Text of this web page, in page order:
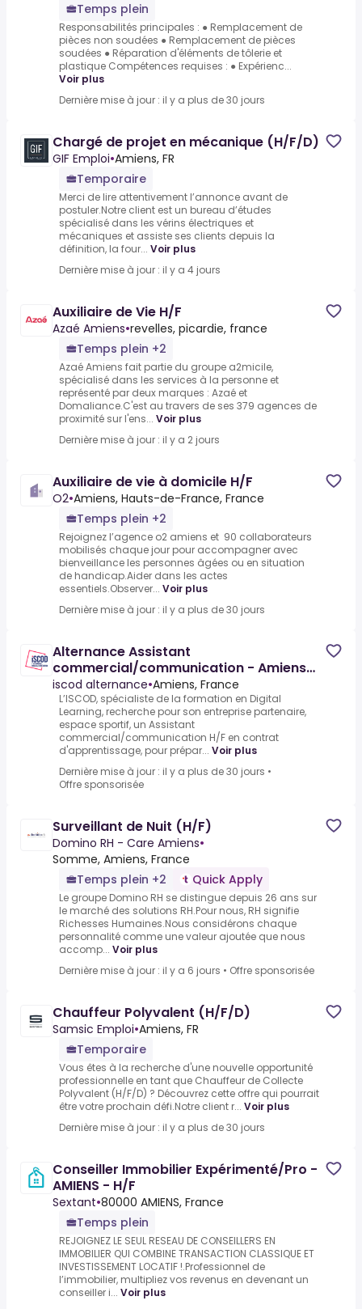
Temps plein
Responsabilités principales : ● Remplacement de
pièces non soudées ● Remplacement de pièces
soudées ● Réparation d'éléments de tôlerie et
plastique Compétences requises : ● Expérienc...
Voir plus
Dernière mise à jour : il y a plus de 30 jours
Chargé de projet en mécanique (H/F/D)
GIF Emploi•Amiens, FR
Temporaire
Merci de lire attentivement l’annonce avant de
postuler.Notre client est un bureau d’études
spécialisé dans les vérins électriques et
mécaniques et assiste ses clients depuis la
définition, la four... Voir plus
Dernière mise à jour : il y a 4 jours
Auxiliaire de Vie H/F
Azaé Amiens•revelles, picardie, france
Temps plein +2
Azaé Amiens fait partie du groupe a2micile,
spécialisé dans les services à la personne et
représenté par deux marques : Azaé et
Domaliance.C'est au travers de ses 379 agences de
proximité sur l'ens... Voir plus
Dernière mise à jour : il y a 2 jours
Auxiliaire de vie à domicile H/F
O2•Amiens, Hauts-de-France, France
Temps plein +2
Rejoignez l’agence o2 amiens et 90 collaborateurs
mobilisés chaque jour pour accompagner avec
bienveillance les personnes âgées ou en situation
de handicap.Aider dans les actes
essentiels.Observer... Voir plus
Dernière mise à jour : il y a plus de 30 jours
Alternance Assistant
commercial/communication - Amiens
(F/H)
iscod alternance•Amiens, France
L’ISCOD, spécialiste de la formation en Digital
Learning, recherche pour son entreprise partenaire,
espace sportif, un Assistant
commercial/communication H/F en contrat
d'apprentissage, pour prépar... Voir plus
Dernière mise à jour : il y a plus de 30 jours •
Offre sponsorisée
Surveillant de Nuit (H/F)
Domino RH - Care Amiens•
Somme, Amiens, France
Temps plein +2
Quick Apply
Le groupe Domino RH se distingue depuis 26 ans sur
le marché des solutions RH.Pour nous, RH signifie
Richesses Humaines.Nous considérons chaque
personnalité comme une valeur ajoutée que nous
accomp... Voir plus
Dernière mise à jour : il y a 6 jours • Offre sponsorisée
Chauffeur Polyvalent (H/F/D)
Samsic Emploi•Amiens, FR
Temporaire
Vous êtes à la recherche d'une nouvelle opportunité
professionnelle en tant que Chauffeur de Collecte
Polyvalent (H/F/D) ? Découvrez cette offre qui pourrait
être votre prochain défi.Notre client r... Voir plus
Dernière mise à jour : il y a plus de 30 jours
Conseiller Immobilier Expérimenté/Pro -
AMIENS - H/F
Sextant•80000 AMIENS, France
Temps plein
REJOIGNEZ LE SEUL RESEAU DE CONSEILLERS EN
IMMOBILIER QUI COMBINE TRANSACTION CLASSIQUE ET
INVESTISSEMENT LOCATIF !.Professionnel de
l’immobilier, multipliez vos revenus en devenant un
conseiller i... Voir plus